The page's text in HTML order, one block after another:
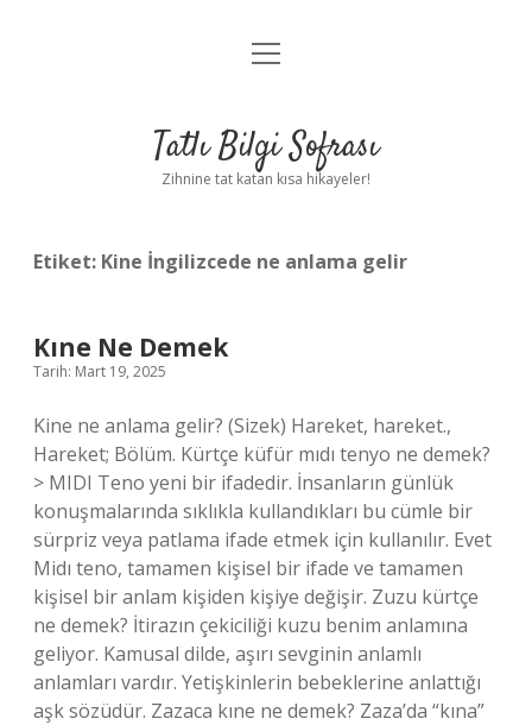
Anasayfa
Yasal Uyarı
menüyü
Tatlı Bilgi Sofrası
Zihnine tat katan kısa hikayeler!
Etiket: Kine İngilizcede ne anlama gelir
Kıne Ne Demek
Tarih: Mart 19, 2025
Kine ne anlama gelir? (Sizek) Hareket, hareket.,
Hareket; Bölüm. Kürtçe küfür mıdı tenyo ne demek?
> MIDI Teno yeni bir ifadedir. İnsanların günlük
konuşmalarında sıklıkla kullandıkları bu cümle bir
sürpriz veya patlama ifade etmek için kullanılır. Evet
Midı teno, tamamen kişisel bir ifade ve tamamen
kişisel bir anlam kişiden kişiye değişir. Zuzu kürtçe
ne demek? İtirazın çekiciliği kuzu benim anlamına
geliyor. Kamusal dilde, aşırı sevginin anlamlı
anlamları vardır. Yetişkinlerin bebeklerine anlattığı
aşk sözüdür. Zazaca kıne ne demek? Zaza’da “kına”